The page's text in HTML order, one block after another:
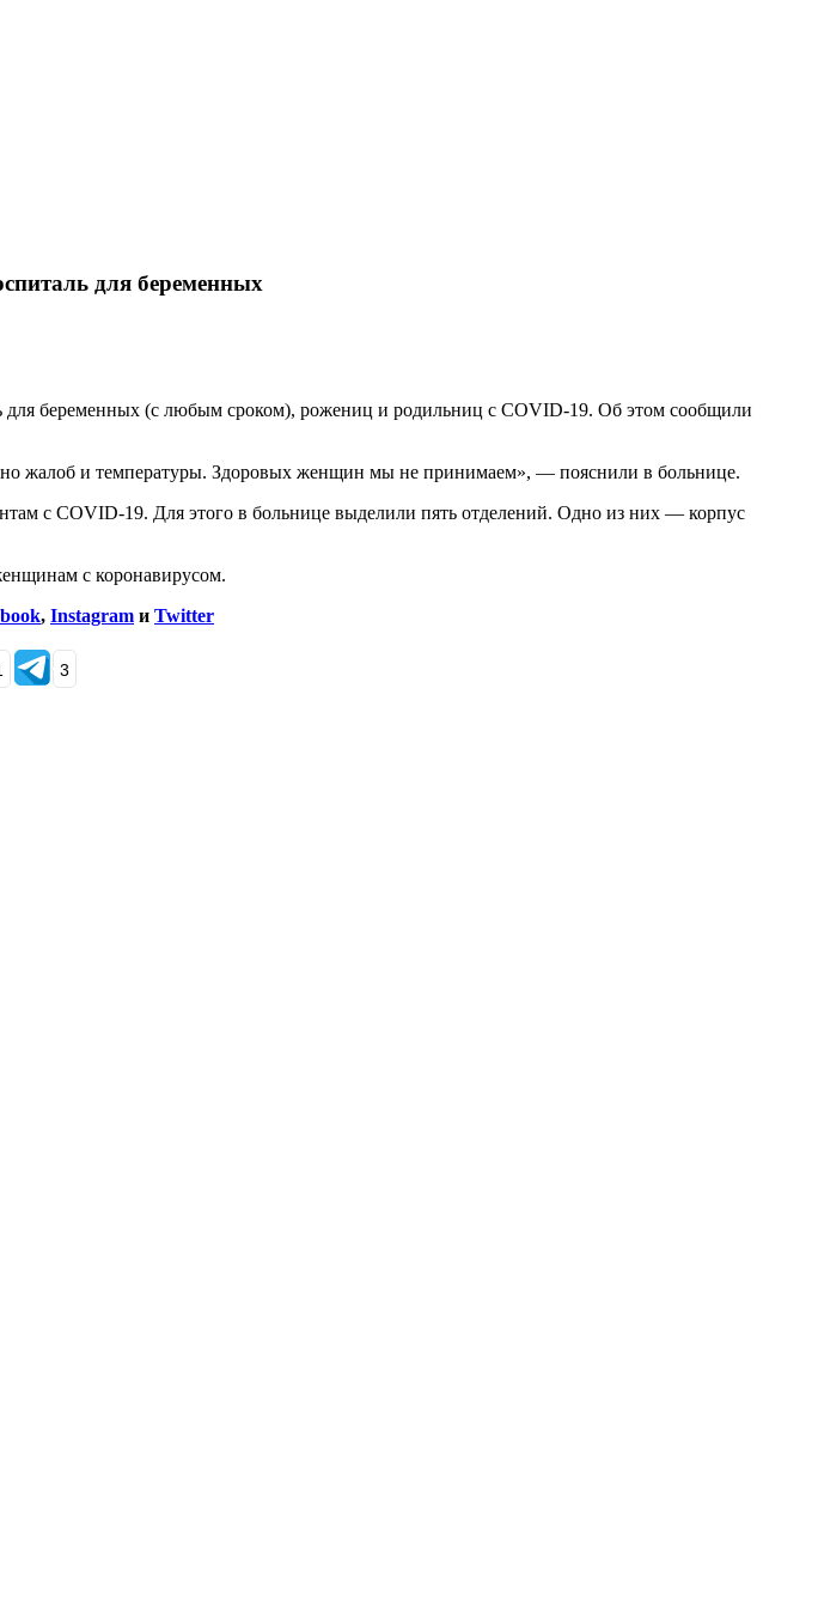
для беременных
для беременных (с любым сроком), рожениц и родильниц с COVID-19. Об этом сообщили
жалоб и температуры. Здоровых женщин мы не принимаем», — пояснили в больнице.
с COVID-19. Для этого в больнице выделили пять отделений. Одно из них — корпус
с коронавирусом.
, Instagram и Twitter
3